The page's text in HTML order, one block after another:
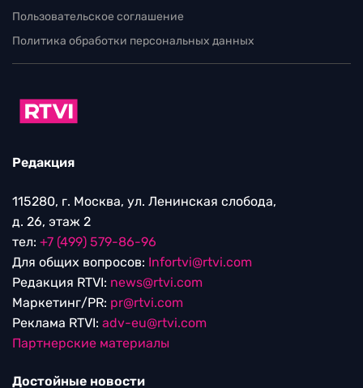
Пользовательское соглашение
Политика обработки персональных данных
Редакция
115280, г. Москва, ул. Ленинская слобода,
д. 26, этаж 2
тел: +7 (499) 579-86-96
Для общих вопросов: Infortvi@rtvi.com
Редакция RTVI: news@rtvi.com
Маркетинг/PR: pr@rtvi.com
Реклама RTVI: adv-eu@rtvi.com
Партнерские материалы
Достойные новости